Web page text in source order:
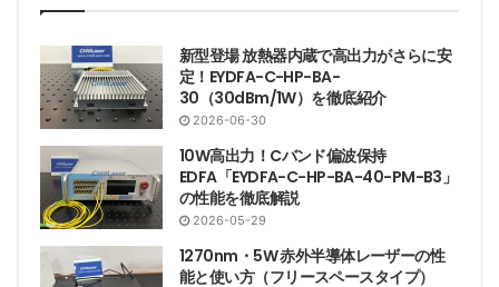
新型登場 放熱器内蔵で高出力がさらに安
定！EYDFA-C-HP-BA-
30（30dBm/1W）を徹底紹介
2026-06-30
10W高出力！Cバンド偏波保持
EDFA「EYDFA-C-HP-BA-40-PM-B3」
の性能を徹底解説
2026-05-29
1270nm・5W 赤外半導体レーザーの性
能と使い方（フリースペースタイプ）